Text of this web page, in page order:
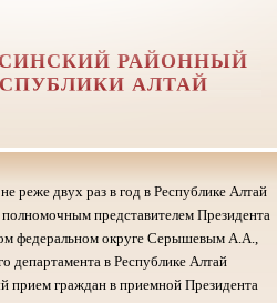
РАЙОННЫЙ
АЛТАЙ
реже двух раз в год в Республике Алтай
представителем Президента
федеральном округе Серышевым А.А.,
департамента в Республике Алтай
граждан в приемной Президента